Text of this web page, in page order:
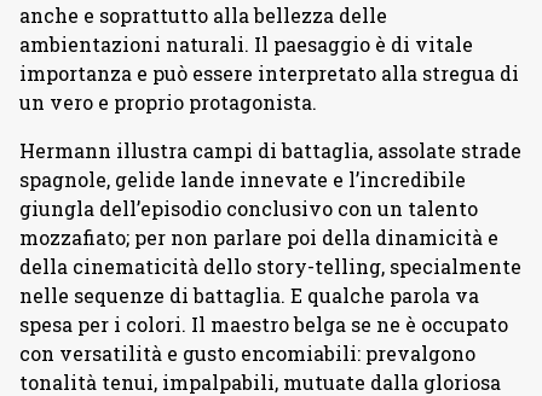
anche e soprattutto alla bellezza delle
ambientazioni naturali. Il paesaggio è di vitale
importanza e può essere interpretato alla stregua di
un vero e proprio protagonista.
Hermann illustra campi di battaglia, assolate strade
spagnole, gelide lande innevate e l’incredibile
giungla dell’episodio conclusivo con un talento
mozzafiato; per non parlare poi della dinamicità e
della cinematicità dello story-telling, specialmente
nelle sequenze di battaglia. E qualche parola va
spesa per i colori. Il maestro belga se ne è occupato
con versatilità e gusto encomiabili: prevalgono
tonalità tenui, impalpabili, mutuate dalla gloriosa